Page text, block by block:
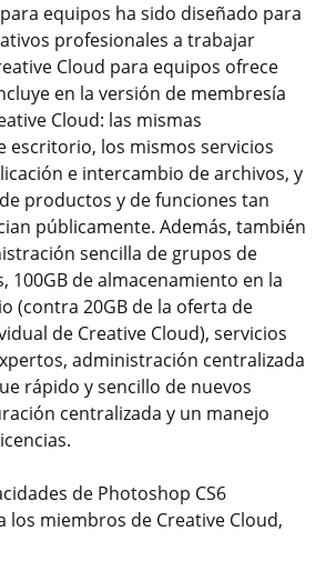
para equipos ha sido diseñado para
profesionales a trabajar
Cloud para equipos ofrece
en la versión de membresía
Cloud: las mismas
escritorio, los mismos servicios
e intercambio de archivos, y
productos y de funciones tan
públicamente. Además, también
sencilla de grupos de
100GB de almacenamiento en la
(contra 20GB de la oferta de
de Creative Cloud), servicios
administración centralizada
rápido y sencillo de nuevos
centralizada y un manejo
de Photoshop CS6
los miembros de Creative Cloud,